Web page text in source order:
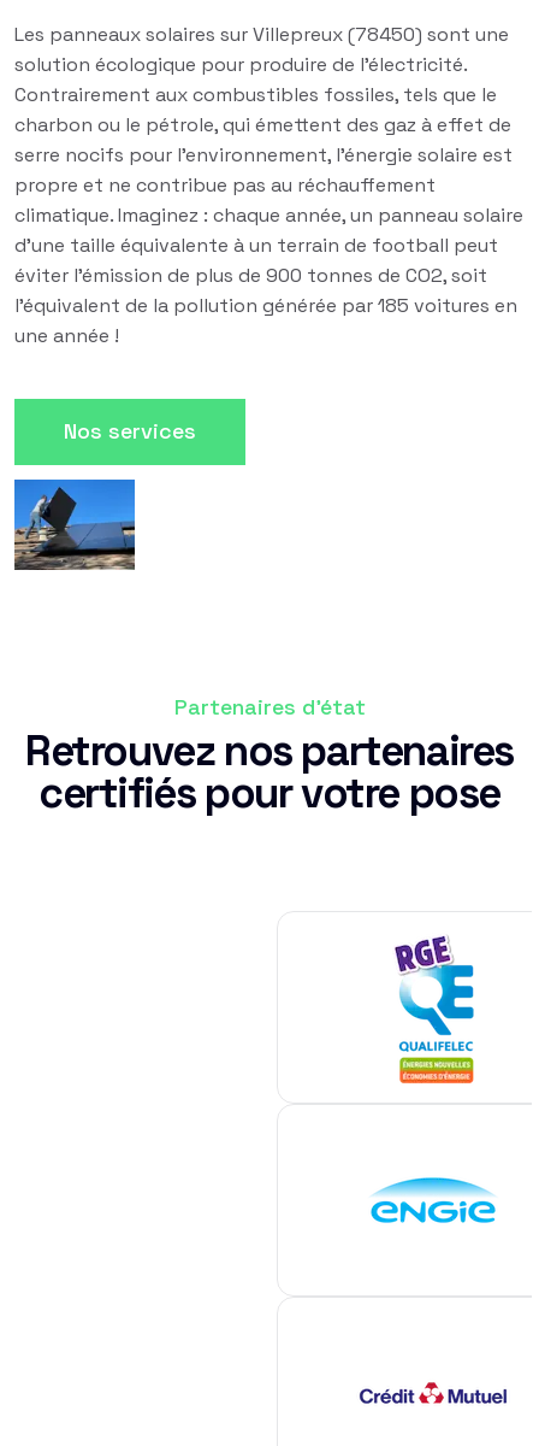
Les panneaux solaires sur Villepreux (78450) sont une
solution écologique pour produire de l'électricité.
Contrairement aux combustibles fossiles, tels que le
charbon ou le pétrole, qui émettent des gaz à effet de
serre nocifs pour l'environnement, l'énergie solaire est
propre et ne contribue pas au réchauffement
climatique. Imaginez : chaque année, un panneau solaire
d'une taille équivalente à un terrain de football peut
éviter l'émission de plus de 900 tonnes de CO2, soit
l'équivalent de la pollution générée par 185 voitures en
une année !
Nos services
Partenaires d'état
Retrouvez nos partenaires
certifiés pour votre pose